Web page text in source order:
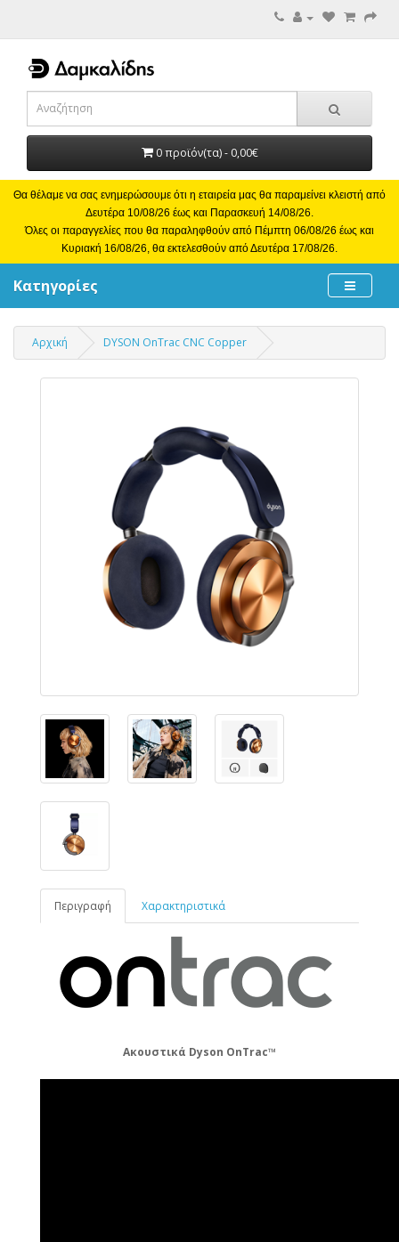
0 προϊόν(τα) - 0,00€
Θα θέλαμε να σας ενημερώσουμε ότι η εταιρεία μας θα παραμείνει κλειστή από
Δευτέρα 10/08/26 έως και Παρασκευή 14/08/26.
Όλες οι παραγγελίες που θα παραληφθούν από Πέμπτη 06/08/26 έως και
Κυριακή 16/08/26, θα εκτελεσθούν από Δευτέρα 17/08/26.
Κατηγορίες
Αρχική DYSON OnTrac CNC Copper
Περιγραφή Χαρακτηριστικά
Ακουστικά Dyson OnTrac™